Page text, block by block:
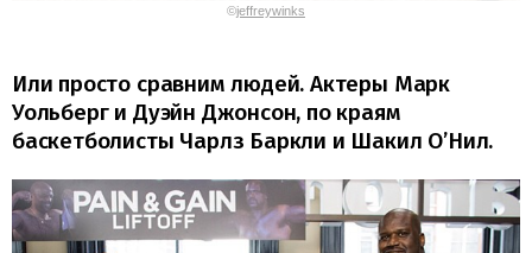
©jeffreywinks
Или просто сравним людей. Актеры Марк
Уольберг и Дуэйн Джонсон, по краям
баскетболисты Чарлз Баркли и Шакил О’Нил.